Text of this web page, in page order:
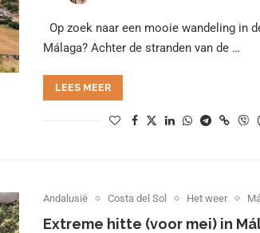
Op zoek naar een mooie wandeling in
Málaga? Achter de stranden van de …
LEES MEER
Andalusië Costa del Sol Het weer
Extreme hitte (voor mei) in